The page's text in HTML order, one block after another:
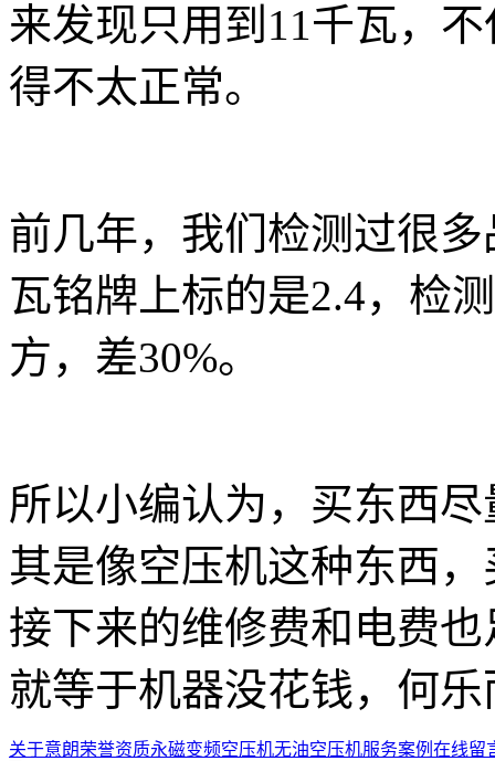
来发现只用到 11千瓦，
得不太正常。
前几年，我们检测过很
瓦铭牌上标的是2.4，检
方，差30%。
所以小编认为，买东西
其是像空压机这种东西
接下来的维修费和电费
就等于机器没花钱，何
关于意朗荣誉资质永磁变频空压机无油空压机服务案例 在线留